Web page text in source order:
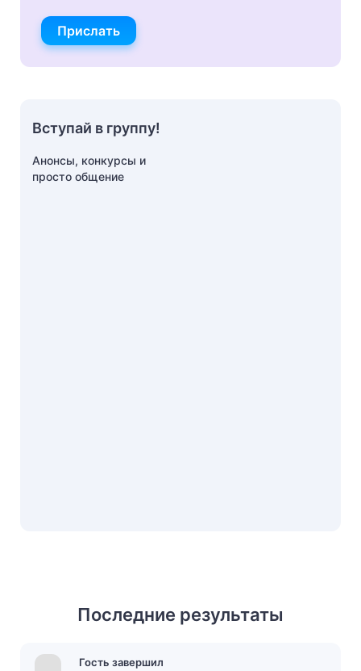
Последние результаты
Гость завершил
Прислать
Вступай в группу!
Анонсы, конкурсы и
просто общение